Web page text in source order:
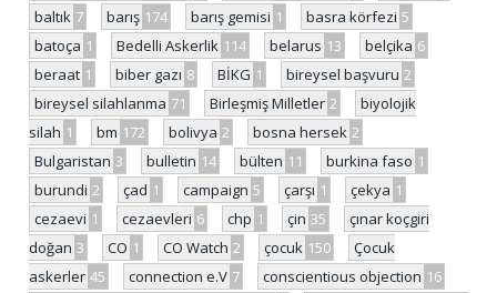
baltık 7 barış 174 barış gemisi 1 basra körfezi 5
batoça 1 Bedelli Askerlik 114 belarus 13 belçika 6
beraat 1 biber gazı 8 BİKG 1 bireysel başvuru 2
bireysel silahlanma 71 Birleşmiş Milletler 2
biyolojik
silah 1 bm 172 bolivya 2 bosna hersek 2
Bulgaristan 3 bulletin 14 bülten 11 burkina faso 1
burundi 2 çad 1 campaign 5 çarşı 1 çekya 1
cezaevi 1 cezaevleri 6 chp 1 çin 35
çınar koçgiri
doğan 3 CO 1 CO Watch 2 çocuk 150
Çocuk
askerler 45 connection e.V 7 conscientious objection 16